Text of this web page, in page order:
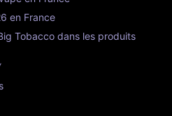
en France
Tobacco dans les produits